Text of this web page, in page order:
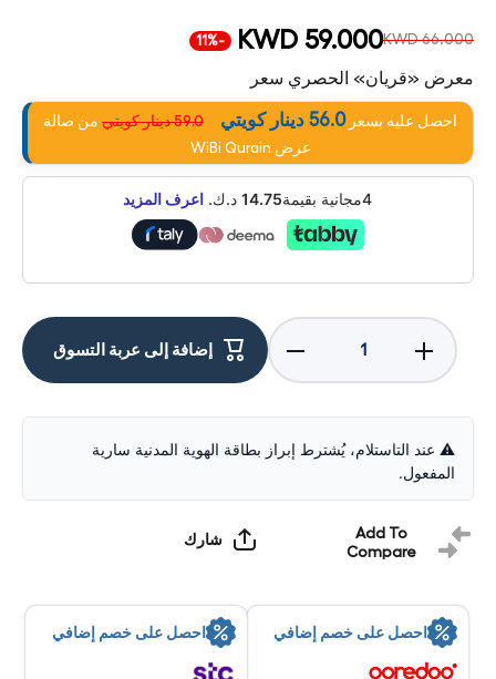
KWD 66.000
KWD 59.000
-11%
معرض «قريان» الحصري سعر
احصل عليه بسعر56.0 دينار كويتي 59.0 دينار كويتي
من صالة
عرض WiBi Qurain
4مجانية بقيمة 14.75 د.ك. اعرف المزيد
Decrease
quantity for
Logitech
LIGHTSPEED
Gaming
Headset with
RGB -
/ Black
Increase
quantity for
Logitech
LIGHTSPEED
Gaming
Headset with
LIGHTSYNC
RGB -
/ Black
إضافة إلى عربة التسوق
⚠️ عند التاستلام، يُشترط إبراز بطاقة الهوية المدنية سارية
المفعول.
Add To
Compare
شارك
احصل على خصم إضافي احصل على خصم إضافي